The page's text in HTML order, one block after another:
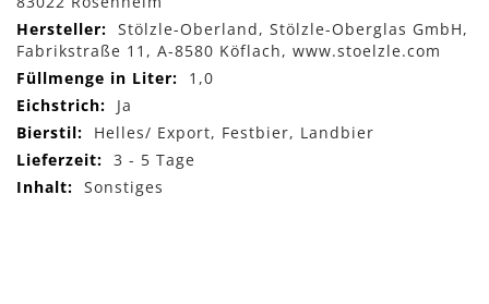
Stölzle-Oberland, Stölzle-Oberglas GmbH,
Fabrikstraße 11, A-8580 Köflach, www.stoelzle.com
1,0
Ja
Helles/ Export, Festbier, Landbier
3 - 5 Tage
Sonstiges